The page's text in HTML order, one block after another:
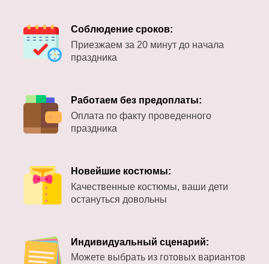
Соблюдение сроков:
Приезжаем за 20 минут до начала
праздника
Работаем без предоплаты:
Оплата по факту проведенного
праздника
Новейшие костюмы:
Качественные костюмы, ваши дети
остануться довольны
Индивидуальный сценарий:
Можете выбрать из готовых вариантов